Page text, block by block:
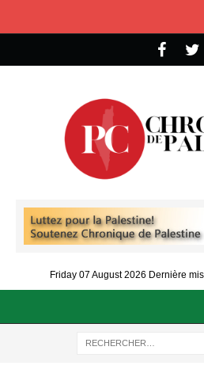
Friday 07 August 2026 Dernière